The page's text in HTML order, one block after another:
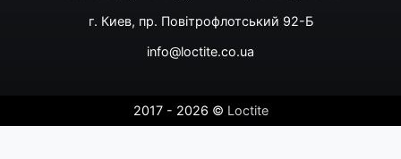
г. Киев, пр. Повітрофлотський 92-Б
info@loctite.co.ua
2017 - 2026 © Loctite